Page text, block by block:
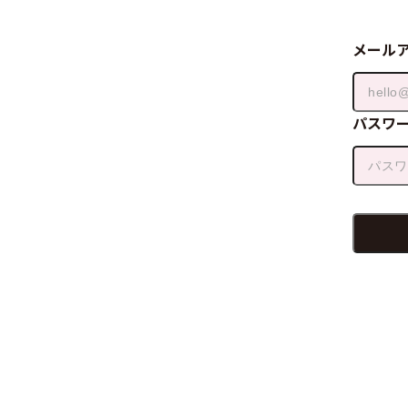
メール
パスワ